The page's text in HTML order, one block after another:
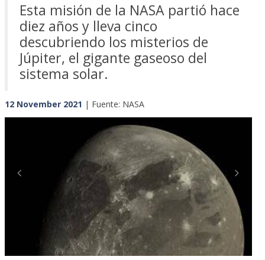
Esta misión de la NASA partió hace
diez años y lleva cinco
descubriendo los misterios de
Júpiter, el gigante gaseoso del
sistema solar.
12 November 2021 | Fuente: NASA